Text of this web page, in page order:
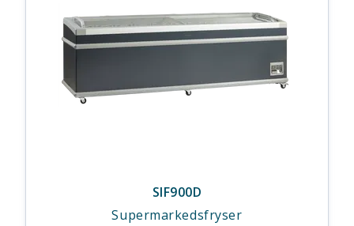
SIF900D
Supermarkedsfryser